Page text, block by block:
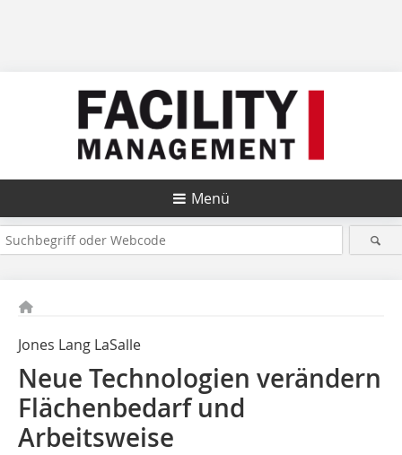
Menü
Jones Lang LaSalle
Neue Technologien verändern
Flächenbedarf und
Arbeitsweise